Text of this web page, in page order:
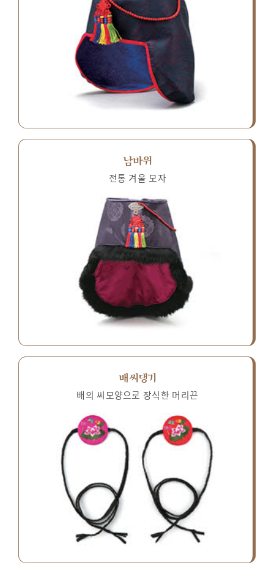
남바위
전통 겨울 모자
배씨댕기
배의 씨모양으로 장식한 머리끈